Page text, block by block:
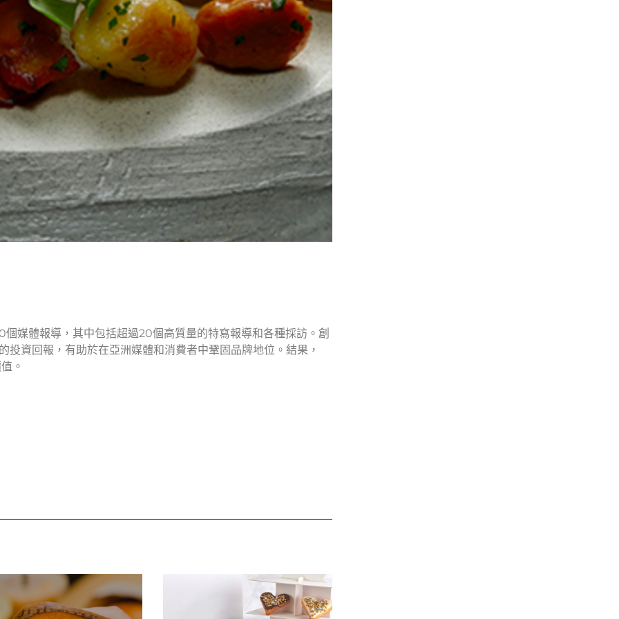
媒體報導，其中包括超過20個高質量的特寫報導和各種採訪。創
資回報，有助於在亞洲媒體和消費者中鞏固品牌地位。結果，
。